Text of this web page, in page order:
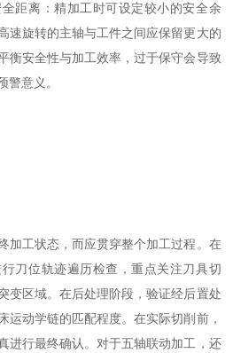
距离：精加工时可设定较小的安全余
速旋转的主轴与工件之间应保留更大的
衡安全性与加工效率，过于保守会导致
警意义。
工状态，而应贯穿整个加工过程。在
刀位轨迹遍历检查，重点关注刀具切
变区域。在后处理阶段，验证经后置处
运动学链的匹配程度。在实际切削前，
进行最终确认。对于五轴联动加工，还